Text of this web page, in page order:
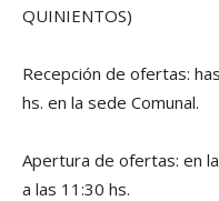
QUINIENTOS)
Recepción de ofertas:
hs. en la sede Comunal.
Apertura de ofertas: en
a las 11:30 hs.